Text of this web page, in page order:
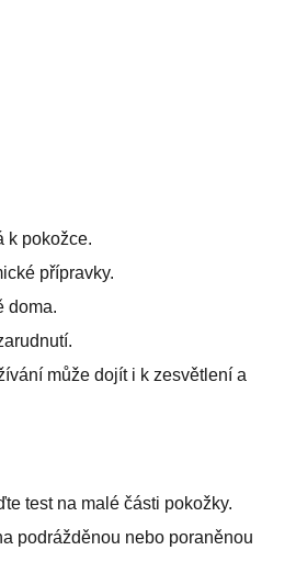
k pokožce.
přípravky.
doma.
může dojít i k zesvětlení a
test na malé části pokožky.
podrážděnou nebo poraněnou